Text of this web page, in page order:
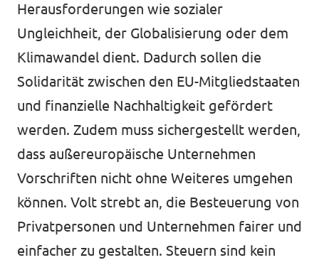
Herausforderungen wie sozialer
Ungleichheit, der Globalisierung oder dem
Klimawandel dient. Dadurch sollen die
Solidarität zwischen den EU-Mitgliedstaaten
und finanzielle Nachhaltigkeit gefördert
werden. Zudem muss sichergestellt werden,
dass außereuropäische Unternehmen
Vorschriften nicht ohne Weiteres umgehen
können. Volt strebt an, die Besteuerung von
Privatpersonen und Unternehmen fairer und
einfacher zu gestalten. Steuern sind kein